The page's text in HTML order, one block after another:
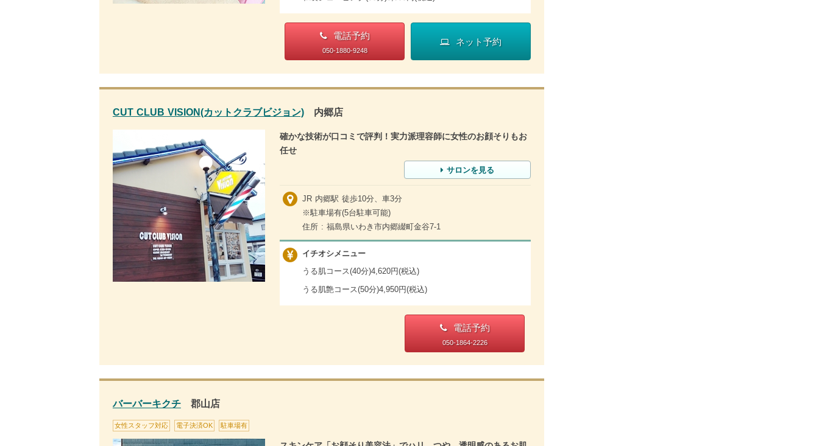
電話予約
050-1880-9248
ネット予約
CUT CLUB VISION(カットクラブビジョン)内郷店
確かな技術が口コミで評判！実力派理容師に女性のお顔そりもお
任せ
サロンを見る
JR 内郷駅 徒歩10分、車3分
※駐車場有(5台駐車可能)
住所 : 福島県いわき市内郷綴町金谷7-1
イチオシメニュー
うる肌コース(40分)4,620円(税込)
うる肌艶コース(50分)4,950円(税込)
電話予約
050-1864-2226
バーバーキクチ郡山店
女性スタッフ対応 電子決済OK 駐車場有